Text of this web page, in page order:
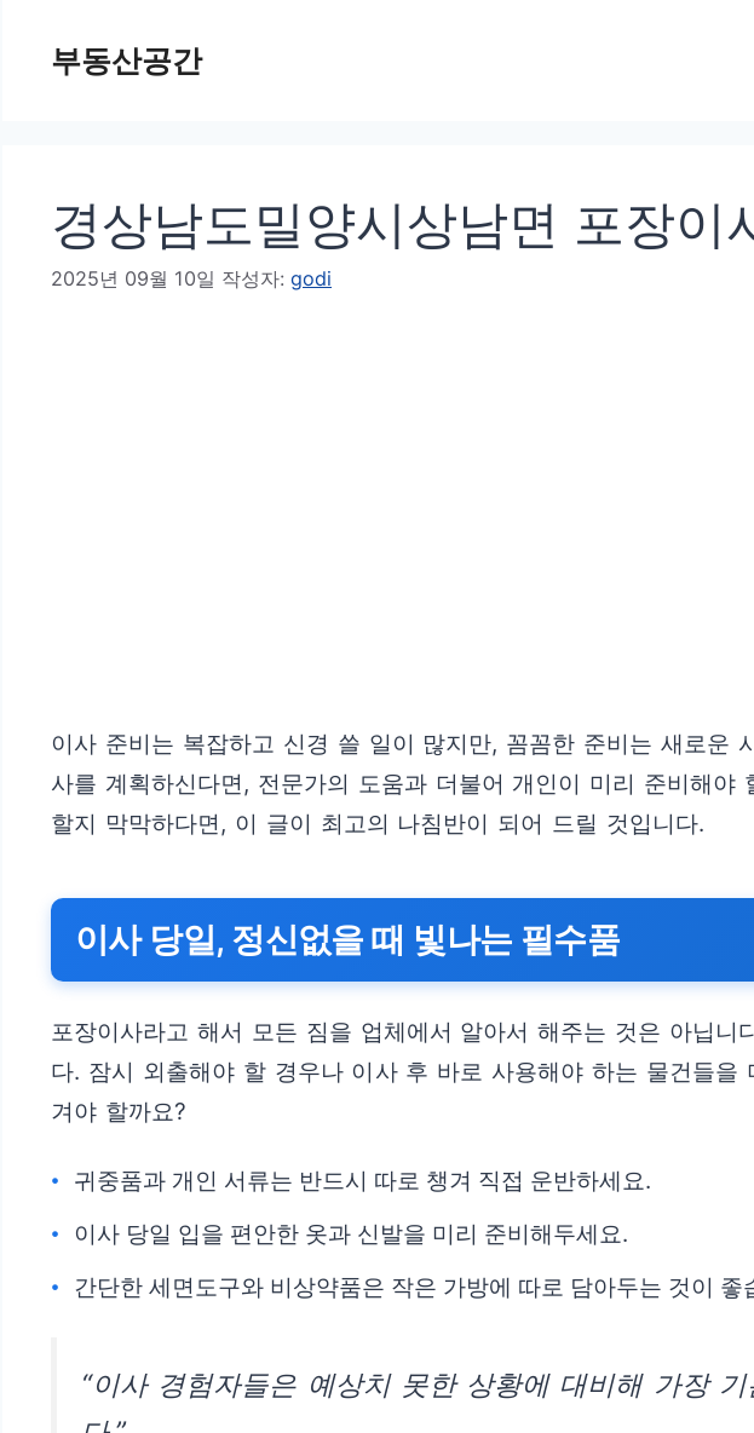
부동산공간
경상남도밀양시상남면 포장이
2025년 09월 10일 작성자: godi
이사 준비는 복잡하고 신경 쓸 일이 많지만, 꼼꼼한 준비는 새로운
사를 계획하신다면, 전문가의 도움과 더불어 개인이 미리 준비해
할지 막막하다면, 이 글이 최고의 나침반이 되어 드릴 것입니다.
이사 당일, 정신없을 때 빛나는 필수품
포장이사라고 해서 모든 짐을 업체에서 알아서 해주는 것은 아닙
다. 잠시 외출해야 할 경우나 이사 후 바로 사용해야 하는 물건들
겨야 할까요?
귀중품과 개인 서류는 반드시 따로 챙겨 직접 운반하세요.
이사 당일 입을 편안한 옷과 신발을 미리 준비해두세요.
간단한 세면도구와 비상약품은 작은 가방에 따로 담아두는 것이 좋
“이사 경험자들은 예상치 못한 상황에 대비해 가장